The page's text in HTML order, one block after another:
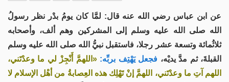
عن ابن عباس رضي الله عنه قال: لمَّا كان يومُ بدْر نظر رسولُ
الله صلى الله عليه وسلم إلى المشركين وهم ألف، وأصحابه
ثلاثُمائة وتسعة عشر رجلا، فاستقبل نبيُّ الله صلى الله عليه وسلم
القبلةَ، ثم مدَّ يديْه، فجعل يَهْتِف بربِّه: «اللهمَّ أَنْجِزْ لي ما وعدْتَني،
اللهم آتِ ما وعدْتَني، اللهمَّ إنْ تَهْلِك هذه العِصابةُ من أهْل الإسلام لا